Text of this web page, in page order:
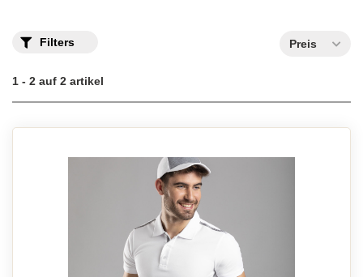
Filters Preis
1 - 2 auf 2 artikel